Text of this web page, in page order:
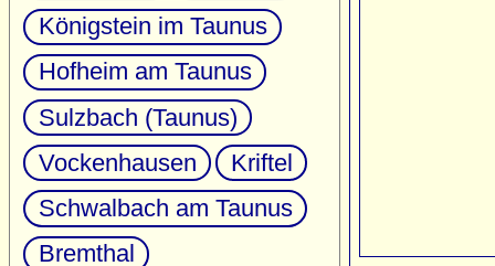
Königstein im Taunus
Hofheim am Taunus
Sulzbach (Taunus)
Vockenhausen
Kriftel
Schwalbach am Taunus
Bremthal